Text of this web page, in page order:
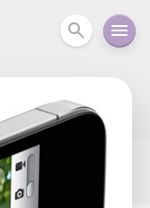
カメラ ウェアラ
ンカメラ カメラ